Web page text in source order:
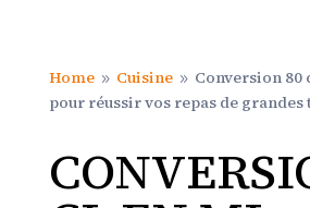
Home 9 Cuisine 9 Conversion 80
pour réussir vos repas de grandes